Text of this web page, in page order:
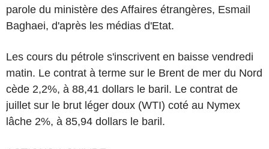
parole du ministère des Affaires étrangères, Esmail
Baghaei, d'après les médias d'Etat.
Les cours du pétrole s'inscrivent en baisse vendredi
matin. Le contrat à terme sur le Brent de mer du Nord
cède 2,2%, à 88,41 dollars le baril. Le contrat de
juillet sur le brut léger doux (WTI) coté au Nymex
lâche 2%, à 85,94 dollars le baril.